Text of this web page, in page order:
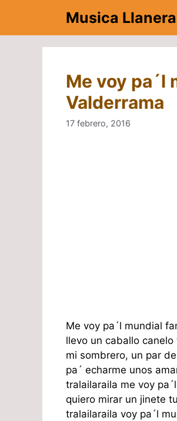
contenido
Musica Llanera
Me voy pa´l
Valderrama
17 febrero, 2016
Me voy pa´l mundial
llevo un caballo
mi sombrero, un par
pa´ echarme unos
tralailaraila me voy
quiero mirar un jinete
tralailaraila voy pa´l